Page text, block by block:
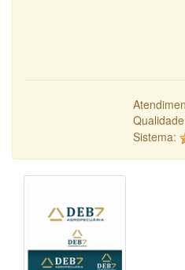
Sistema: